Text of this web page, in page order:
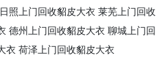
日照上门回收貂皮大衣 莱芜上门回收
德州上门回收貂皮大衣 聊城上门回
衣 荷泽上门回收貂皮大衣